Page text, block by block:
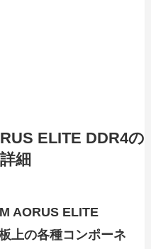
ELITE DDR4の
細
AORUS ELITE
上の各種コンポーネ